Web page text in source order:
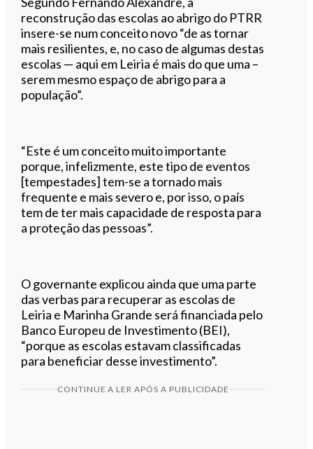
reconstrução das escolas ao abrigo do PTRR
insere-se num conceito novo “de as tornar
mais resilientes, e, no caso de algumas destas
escolas — aqui em Leiria é mais do que uma –
serem mesmo espaço de abrigo para a
população”.
“Este é um conceito muito importante
porque, infelizmente, este tipo de eventos
[tempestades] tem-se a tornado mais
frequente e mais severo e, por isso, o país
tem de ter mais capacidade de resposta para
a proteção das pessoas”.
O governante explicou ainda que uma parte
das verbas para recuperar as escolas de
Leiria e Marinha Grande será financiada pelo
Banco Europeu de Investimento (BEI),
“porque as escolas estavam classificadas
para beneficiar desse investimento”.
CONTINUE A LER APÓS A PUBLICIDADE